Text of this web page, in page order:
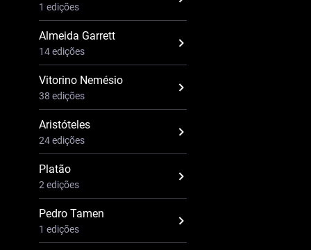
1 edições
Almeida Garrett
14 edições
Vitorino Nemésio
38 edições
Aristóteles
24 edições
Platão
2 edições
Pedro Tamen
1 edições